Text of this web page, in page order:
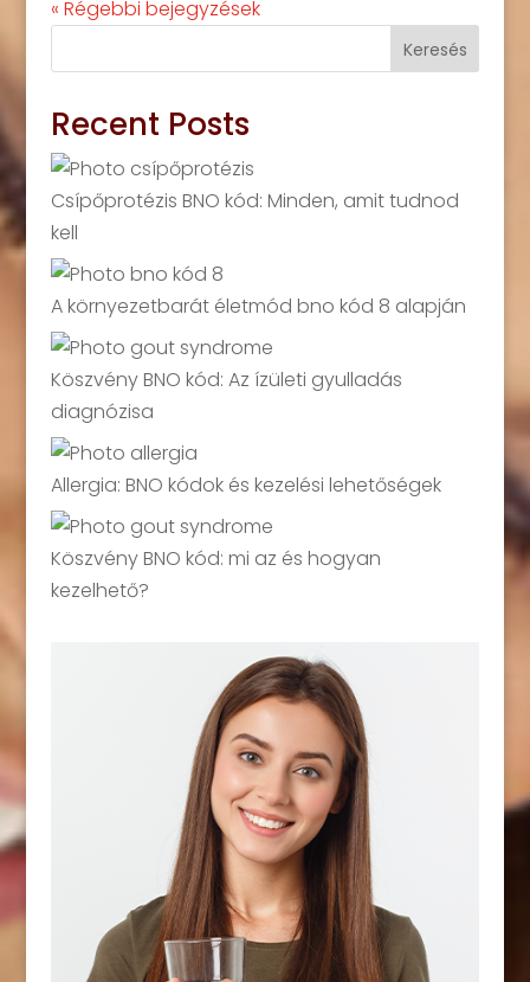
« Régebbi bejegyzések
Keresés
Recent Posts
Csípőprotézis BNO kód: Minden, amit tudnod
kell
A környezetbarát életmód bno kód 8 alapján
Köszvény BNO kód: Az ízületi gyulladás
diagnózisa
Allergia: BNO kódok és kezelési lehetőségek
Köszvény BNO kód: mi az és hogyan
kezelhető?